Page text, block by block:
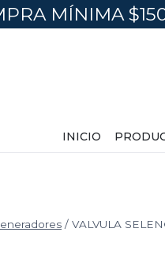
MÍNIMA
INICIO
/ VALVULA